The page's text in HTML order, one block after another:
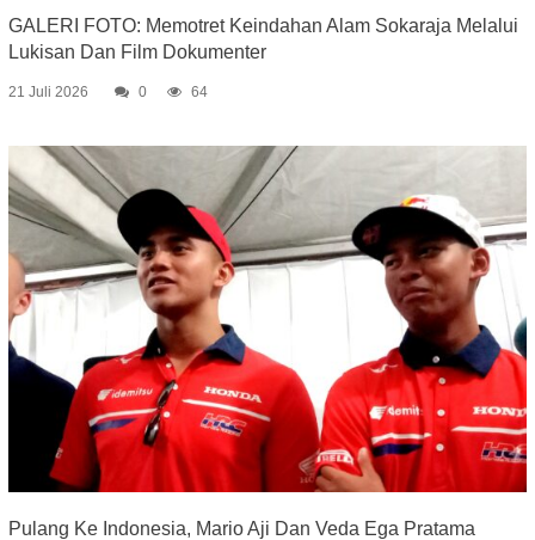
GALERI FOTO: Memotret Keindahan Alam Sokaraja Melalui
Lukisan Dan Film Dokumenter
21 Juli 2026 0 64
Pulang Ke Indonesia, Mario Aji Dan Veda Ega Pratama